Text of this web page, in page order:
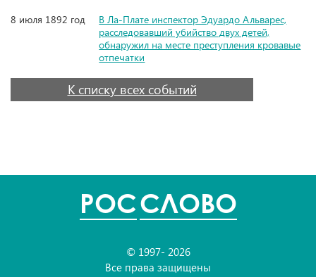
8 июля 1892 год
В Ла-Плате инспектор Эдуардо Альварес,
расследовавший убийство двух детей,
обнаружил на месте преступления кровавые
отпечатки
К списку всех событий
POCСЛОВО
© 1997- 2026
Все права защищены